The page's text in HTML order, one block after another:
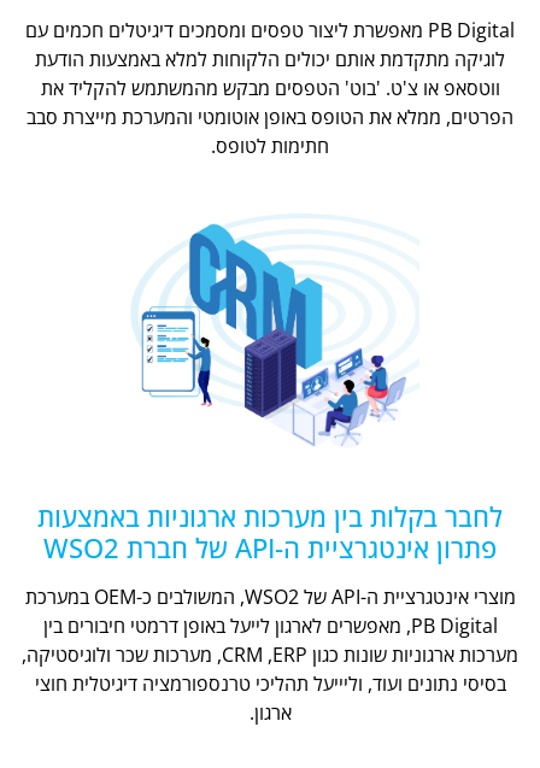
PB Digital מאפשרת ליצור טפסים ומסמכים דיגיטלים חכמים עם
לוגיקה מתקדמת אותם יכולים הלקוחות למלא באמצעות הודעת
ווטסאפ או צ'ט. 'בוט' הטפסים מבקש מהמשתמש להקליד את
הפרטים, ממלא את הטופס באופן אוטומטי והמערכת מייצרת סבב
חתימות לטופס.
לחבר בקלות בין מערכות ארגוניות באמצעות
פתרון אינטגרציית ה-API של חברת WSO2
מוצרי אינטגרציית ה-API של WSO2, המשולבים כ-OEM במערכת
PB Digital, מאפשרים לארגון לייעל באופן דרמטי חיבורים בין
מערכות ארגוניות שונות כגון CRM ,ERP, מערכות שכר ולוגיסטיקה,
בסיסי נתונים ועוד, וליייעל תהליכי טרנספורמציה דיגיטלית חוצי
ארגון.